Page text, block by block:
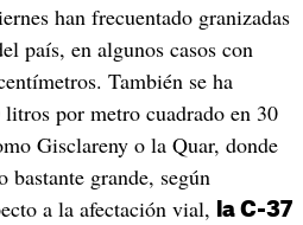
han frecuentado granizadas
país, en algunos casos con
También se ha
por metro cuadrado en 30
Gisclareny o la Quar, donde
bastante grande, según
a la afectación vial,
la C-37